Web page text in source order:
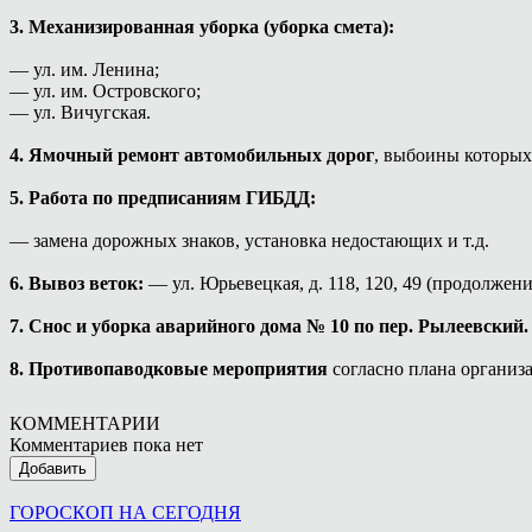
3. Механизированная уборка (уборка смета):
— ул. им. Ленина;
— ул. им. Островского;
— ул. Вичугская.
4. Ямочный ремонт автомобильных дорог, выбоины которых
5. Работа по предписаниям ГИБДД:
— замена дорожных знаков, установка недостающих и т.д.
6. Вывоз веток: — ул. Юрьевецкая, д. 118, 120, 49
7. Снос и уборка аварийного дома № 10 по пер. Рылеевский.
8. Противопаводковые мероприятия согласно плана
КОММЕНТАРИИ
Комментариев пока нет
Добавить
ГОРОСКОП НА СЕГОДНЯ